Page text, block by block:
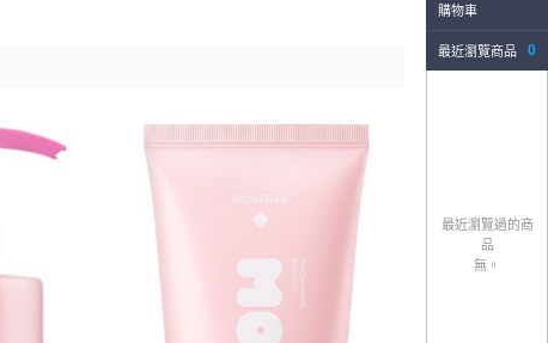
購物車
最近瀏覽商品 0
最近瀏覽過的商
品
無。